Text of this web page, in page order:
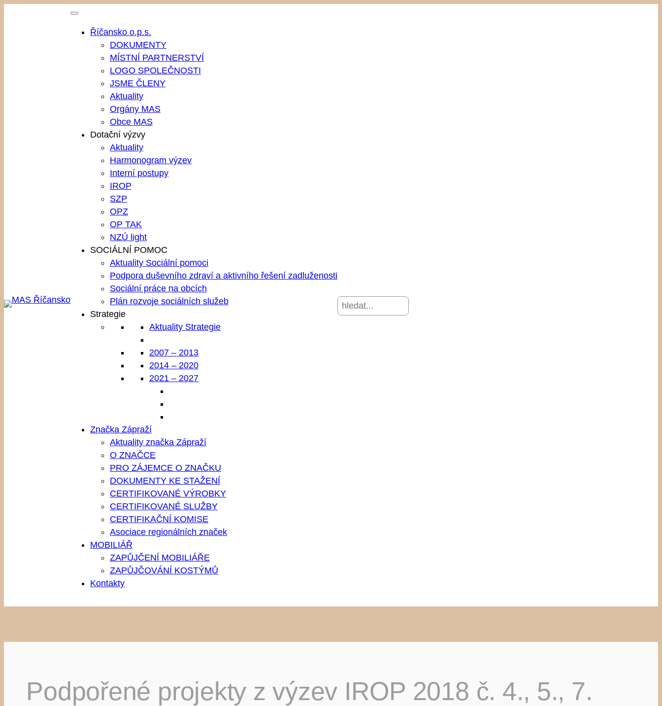
Říčansko o.p.s.
DOKUMENTY
MÍSTNÍ PARTNERSTVÍ
LOGO SPOLEČNOSTI
JSME ČLENY
Aktuality
Orgány MAS
Obce MAS
Dotační výzvy
Aktuality
Harmonogram výzev
Interní postupy
IROP
SZP
OPZ
OP TAK
NZÚ light
SOCIÁLNÍ POMOC
Aktuality Sociální pomoci
Podpora duševního zdraví a aktivního řešení zadluženosti
Sociální práce na obcích
Plán rozvoje sociálních služeb
Strategie
Aktuality Strategie
2007 – 2013
2014 – 2020
2021 – 2027
Značka Zápraží
Aktuality značka Zápraží
O ZNAČCE
PRO ZÁJEMCE O ZNAČKU
DOKUMENTY KE STAŽENÍ
CERTIFIKOVANÉ VÝROBKY
CERTIFIKOVANÉ SLUŽBY
CERTIFIKAČNÍ KOMISE
Asociace regionálních značek
MOBILIÁŘ
ZAPŮJČENÍ MOBILIÁŘE
ZAPŮJČOVÁNÍ KOSTÝMŮ
Kontakty
Hledat
Podpořené projekty z výzev IROP 2018 č. 4., 5., 7.